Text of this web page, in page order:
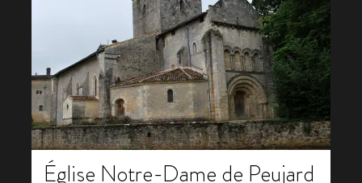
Église Notre-Dame de Peujard